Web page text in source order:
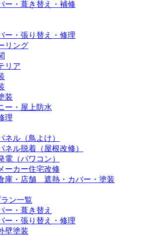
ー・葺き替え・補修
ー・張り替え・修理
リング
リア
装
ー・屋上防水
理
ネル（鳥よけ）
ネル脱着（屋根改修）
電（パワコン）
ーカー住宅改修
庫・店舗 遮熱・カバー・塗装
ン一覧
ー・葺き替え
ー・張り替え・修理
壁塗装